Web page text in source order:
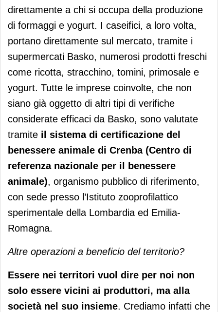
direttamente a chi si occupa della produzione
di formaggi e yogurt. I caseifici, a loro volta,
portano direttamente sul mercato, tramite i
supermercati Basko, numerosi prodotti freschi
come ricotta, stracchino, tomini, primosale e
yogurt. Tutte le imprese coinvolte, che non
siano già oggetto di altri tipi di verifiche
considerate efficaci da Basko, sono valutate
tramite il sistema di certificazione del
benessere animale di Crenba (Centro di
referenza nazionale per il benessere
animale), organismo pubblico di riferimento,
con sede presso l’Istituto zooprofilattico
sperimentale della Lombardia ed Emilia-
Romagna.
Altre operazioni a beneficio del territorio?
Essere nei territori vuol dire per noi non
solo essere vicini ai produttori, ma alla
società nel suo insieme. Crediamo infatti che